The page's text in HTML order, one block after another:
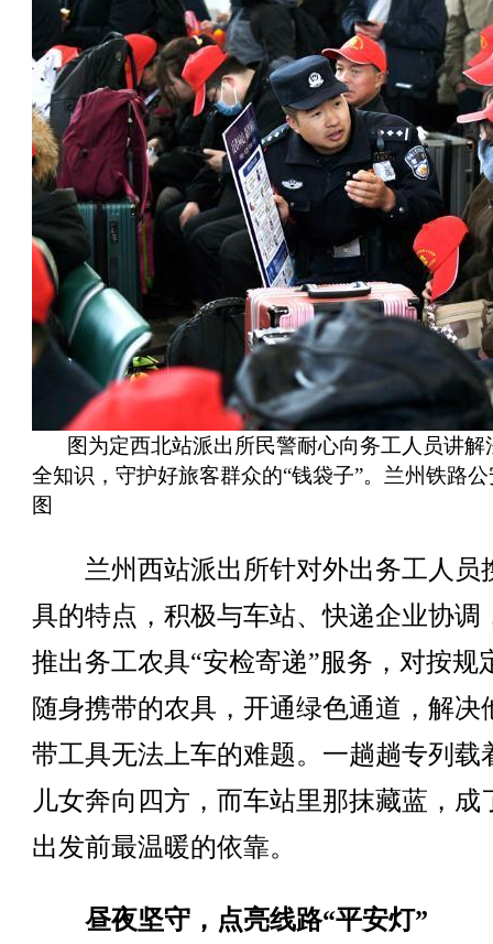
图为定西北站派出所民警耐心向务工人员讲解
全知识，守护好旅客群众的“钱袋子”。兰州铁路
图
兰州西站派出所针对外出务工人员
具的特点，积极与车站、快递企业协调
推出务工农具“安检寄递”服务，对按规
随身携带的农具，开通绿色通道，解决
带工具无法上车的难题。一趟趟专列载
儿女奔向四方，而车站里那抹藏蓝，成
出发前最温暖的依靠。
昼夜坚守，点亮线路“平安灯”